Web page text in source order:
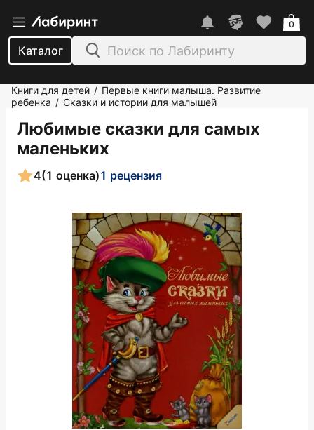
Каталог
0
Книги для детей / Первые книги малыша. Развитие
ребенка / Сказки и истории для малышей
Любимые сказки для самых
маленьких
4(1 оценка)1 рецензия